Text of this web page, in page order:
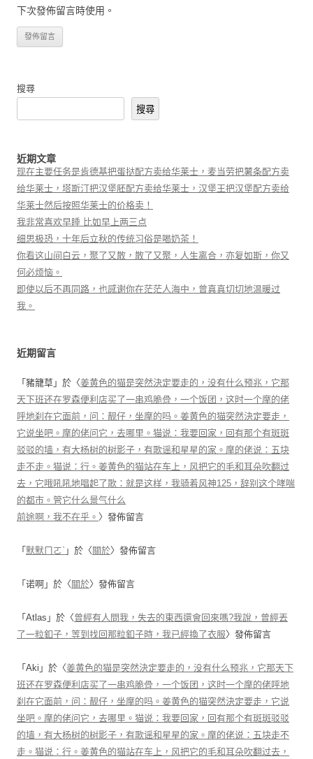
下次發佈留言時使用。
搜尋
搜尋
近期文章
现在主要任务是肯德基把蛋挞配方卖给华莱士，麦当劳把薯条配方卖
给华莱士，塔斯汀把汉堡胚配方卖给华莱士，汉堡王把汉堡配方卖给
华莱士然后按照华莱士的价格卖！
我非常喜欢早睡 比如早上两三点
细思极恐，十年后立秋的传统习俗是喝奶茶！
你看这山间白云，聚了又散，散了又聚，人生离合，亦复如斯，你又
何必烦恼。
即使以后不再同路，也感谢你在茫茫人海中，曾真真切切地温暖过
我。
近期留言
「 豬籠草 」於〈姜黄色的猫是突然決定要走的，没有什么预兆，它那
天下班还在罗森便利店买了一串鸡脆骨，一个饭团，这时一个摩的佬
呼地刹在它面前，问：靓仔，坐摩的吗。姜黄色的猫突然決定要走，
它说坐吧。摩的佬问它，去哪里。猫说：我要回家，回有那个有斑斑
驳驳的墙，有大杨树的树影子，有歌谣和星星的家。摩的佬说：五块
走不走。猫说：行。姜黄色的猫站在车上，风把它的毛和耳朵吹翻过
去，它哦吼吼地唱起了歌：就是这样，我骑着风神125，辞别这个哮喘
的都市。管它什么景气什么
前途啊，我不在乎。 〉發佈留言
「 默默ㄇㄛˋ 」於〈 關於〉發佈留言
「 诺啊 」於〈 關於〉發佈留言
「 Atlas 」於〈曾經有人問我，失去的東西還會回來嗎?我說，曾經丟
了一粒釦子，等到找回那粒釦子時，我已經換了衣服〉發佈留言
「 Aki 」於〈姜黄色的猫是突然決定要走的，没有什么预兆，它那天下
班还在罗森便利店买了一串鸡脆骨，一个饭团，这时一个摩的佬呼地
刹在它面前，问：靓仔，坐摩的吗。姜黄色的猫突然決定要走，它说
坐吧。摩的佬问它，去哪里。猫说：我要回家，回有那个有斑斑驳驳
的墙，有大杨树的树影子，有歌谣和星星的家。摩的佬说：五块走不
走。猫说：行。姜黄色的猫站在车上，风把它的毛和耳朵吹翻过去，